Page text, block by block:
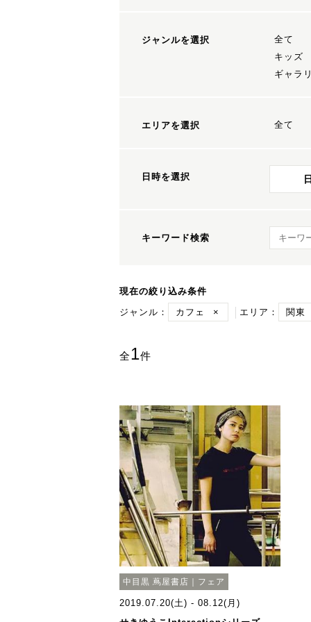
ジャンルを選択 全て
キッズ
ギャラ
エリアを選択 全て
日時を選択
キーワード検索 キーワ
現在の絞り込み条件
ジャンル：
カフェ × エリア： 関東
全1件
中目黒 蔦屋書店｜フェア
2019.07.20(土) - 08.12(月)